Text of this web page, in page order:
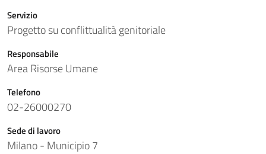
Servizio
Progetto su conflittualità genitoriale
Responsabile
Area Risorse Umane
Telefono
02-26000270
Sede di lavoro
Milano - Municipio 7